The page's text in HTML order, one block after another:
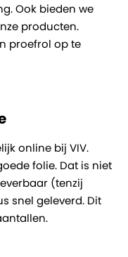
Ook bieden we
producten.
proefrol op te
online bij VIV.
folie. Dat is niet
(tenzij
snel geleverd. Dit